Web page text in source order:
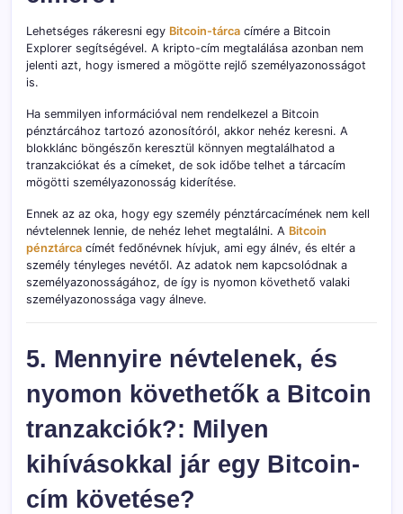
Lehetséges rákeresni egy Bitcoin-tárca címére a Bitcoin
Explorer segítségével. A kripto-cím megtalálása azonban nem
jelenti azt, hogy ismered a mögötte rejlő személyazonosságot
is.
Ha semmilyen információval nem rendelkezel a Bitcoin
pénztárcához tartozó azonosítóról, akkor nehéz keresni. A
blokklánc böngészőn keresztül könnyen megtalálhatod a
tranzakciókat és a címeket, de sok időbe telhet a tárcacím
mögötti személyazonosság kiderítése.
Ennek az az oka, hogy egy személy pénztárcacímének nem kell
névtelennek lennie, de nehéz lehet megtalálni. A Bitcoin
pénztárca címét fedőnévnek hívjuk, ami egy álnév, és eltér a
személy tényleges nevétől. Az adatok nem kapcsolódnak a
személyazonosságához, de így is nyomon követhető valaki
személyazonossága vagy álneve.
5. Mennyire névtelenek, és
nyomon követhetők a Bitcoin
tranzakciók?: Milyen
kihívásokkal jár egy Bitcoin-
cím követése?